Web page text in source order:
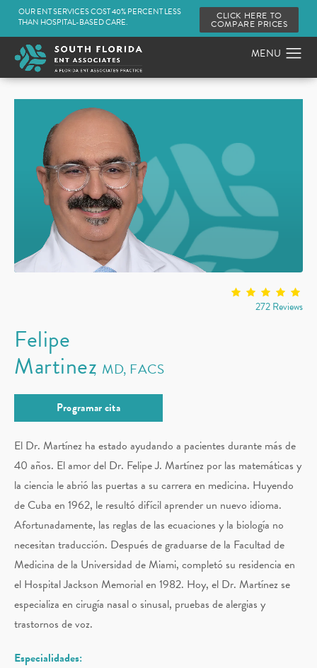
OUR ENT SERVICES COST 40% PERCENT LESS
THAN HOSPITAL-BASED CARE.
CLICK HERE TO
COMPARE PRICES
272 Reviews
Felipe
Martinez MD, FACS
Programar cita
El Dr. Martínez ha estado ayudando a pacientes durante más de
40 años. El amor del Dr. Felipe J. Martínez por las matemáticas y
la ciencia le abrió las puertas a su carrera en medicina. Huyendo
de Cuba en 1962, le resultó difícil aprender un nuevo idioma.
Afortunadamente, las reglas de las ecuaciones y la biología no
necesitan traducción. Después de graduarse de la Facultad de
Medicina de la Universidad de Miami, completó su residencia en
el Hospital Jackson Memorial en 1982. Hoy, el Dr. Martínez se
especializa en cirugía nasal o sinusal, pruebas de alergias y
trastornos de voz.
Especialidades: